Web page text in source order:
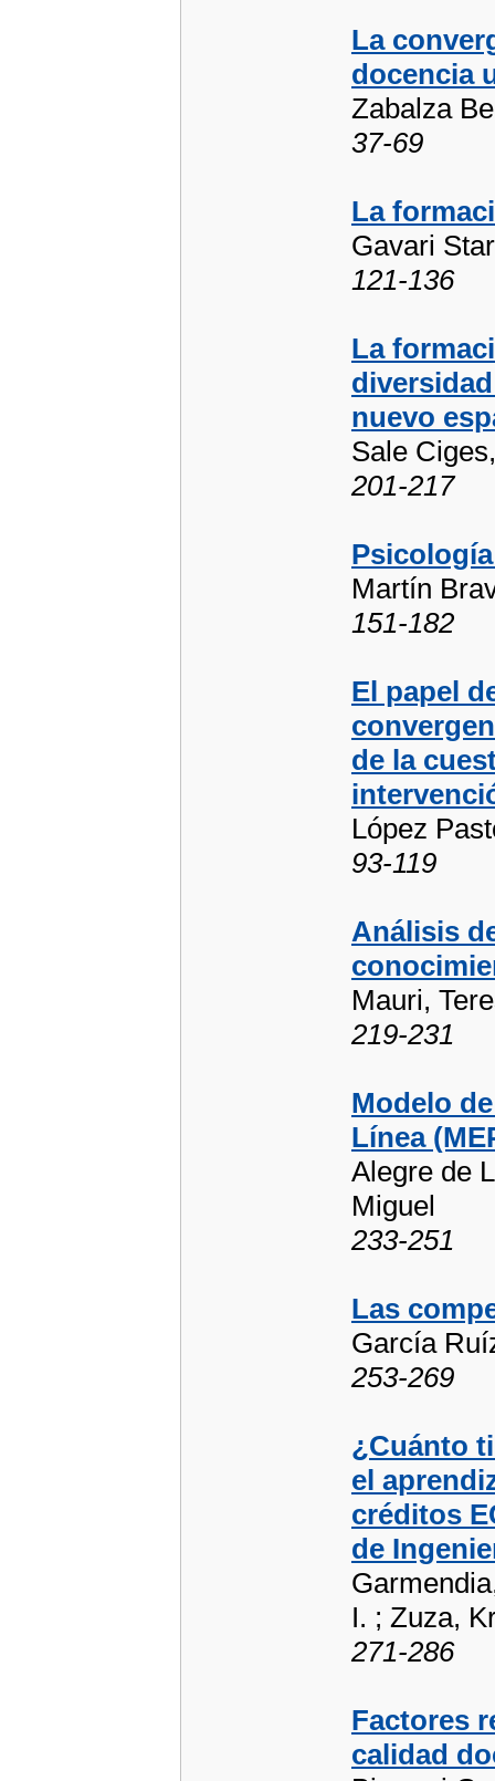
La
docencia
Zabalza
37-69
La
Gavari
121-136
La
nuevo
Sale
201-217
Martín
151-182
El papel
de la
López
93-119
Análisis
Mauri,
219-231
Modelo
Línea
Alegre de
Miguel
233-251
Las
García
253-269
¿Cuánto
el
créditos
de
I. ; Zuza,
271-286
Factores
calidad